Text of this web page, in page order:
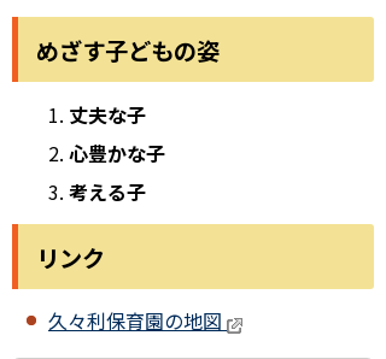
めざす子どもの姿
丈夫な子
心豊かな子
考える子
リンク
久々利保育園の地図